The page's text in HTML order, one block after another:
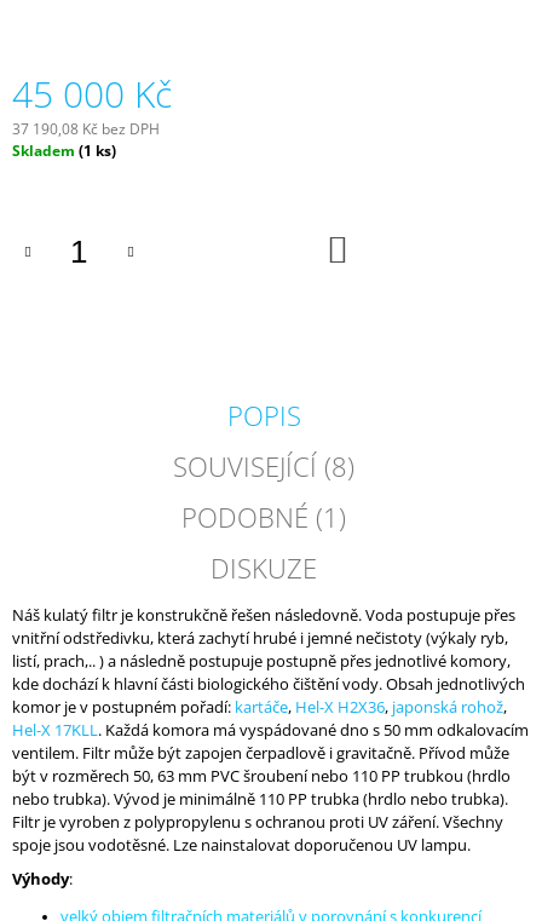
45 000 Kč
37 190,08 Kč bez DPH
Měrná
Skladem (1 ks)
POPIS
SOUVISEJÍCÍ (8)
PODOBNÉ (1)
DISKUZE
Náš kulatý filtr je konstrukčně řešen následovně. Voda postupuje přes
vnitřní odstředivku, která zachytí hrubé i jemné nečistoty (výkaly ryb,
listí, prach,.. ) a následně postupuje postupně přes jednotlivé komory,
kde dochází k hlavní části biologického čištění vody. Obsah jednotlivých
komor je v postupném pořadí: kartáče, Hel-X H2X36, japonská rohož,
Hel-X 17KLL. Každá komora má vyspádované dno s 50 mm odkalovacím
ventilem. Filtr může být zapojen čerpadlově i gravitačně. Přívod může
být v rozměrech 50, 63 mm PVC šroubení nebo 110 PP trubkou (hrdlo
nebo trubka). Vývod je minimálně 110 PP trubka (hrdlo nebo trubka).
Filtr je vyroben z polypropylenu s ochranou proti UV záření. Všechny
spoje jsou vodotěsné. Lze nainstalovat doporučenou UV lampu.
Výhody:
velký objem filtračních materiálů v porovnání s konkurencí
80
Kč